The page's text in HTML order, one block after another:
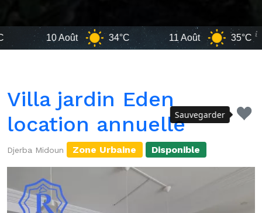
10 Août 34°C 11 Août 35°C
Villa jardin Eden
location annuelle
Djerba Midoun Zone Urbaine Disponible
Sauvegarder